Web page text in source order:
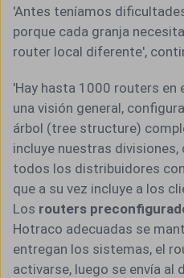
'Antes teníamos
porque cada granja
router local diferente',
'Hay hasta 1000 routers en
una visión general,
árbol (tree structure)
incluye nuestras
todos los distribuidores
que a su vez incluye a los
Los routers
Hotraco adecuadas se
entregan los sistemas, el
activarse, luego se envía al